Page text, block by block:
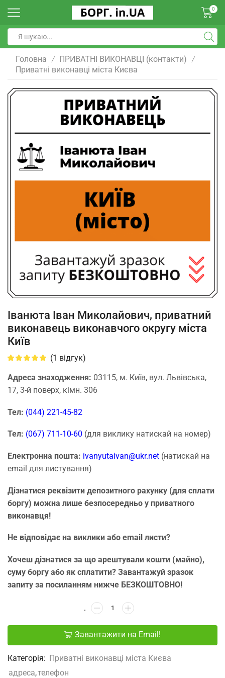
0
Головна / ПРИВАТНІ ВИКОНАВЦІ (контакти) /
Приватні виконавці міста Києва
Іванюта Іван Миколайович, приватний
виконавець виконавчого округу міста
Київ
(1 відгук)
Адреса знаходження: 03115, м. Київ, вул. Львівська,
17, 3-й поверх, кімн. 306
Тел: (044) 221-45-82
Тел: (067) 711-10-60 (для виклику натискай на номер)
Електронна пошта: ivanyutaivan@ukr.net (натискай на
email для листування)
Дізнатися реквізити депозитного рахунку (для сплати
боргу) можна лише безпосередньо у приватного
виконавця!
Не відповідає на виклики або email листи?
Хочеш дізнатися за що арештували кошти (майно),
суму боргу або як сплатити? Завантажуй зразок
запиту за посиланням нижче БЕЗКОШТОВНО!
Завантажити на Email!
Категорія: Приватні виконавці міста Києва
адреса,телефон